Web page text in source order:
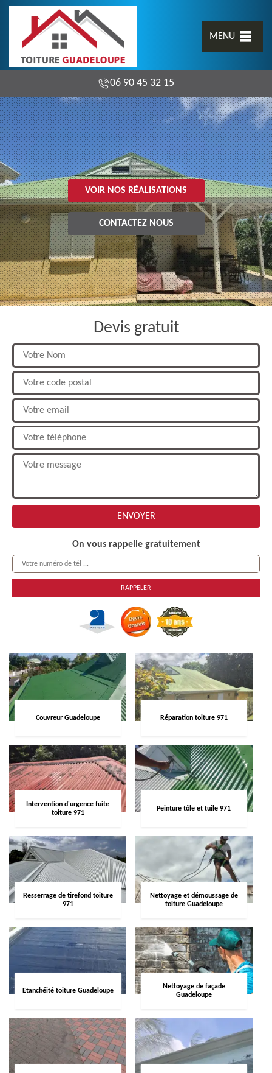
MENU
06 90 45 32 15
VOIR NOS RÉALISATIONS
CONTACTEZ NOUS
Devis gratuit
On vous rappelle gratuitement
Couvreur Guadeloupe Réparation toiture 971
Intervention d'urgence fuite
toiture 971
Peinture tôle et tuile 971
Resserrage de tirefond toiture
971
Nettoyage et démoussage de
toiture Guadeloupe
Etanchéité toiture Guadeloupe
Nettoyage de façade
Guadeloupe